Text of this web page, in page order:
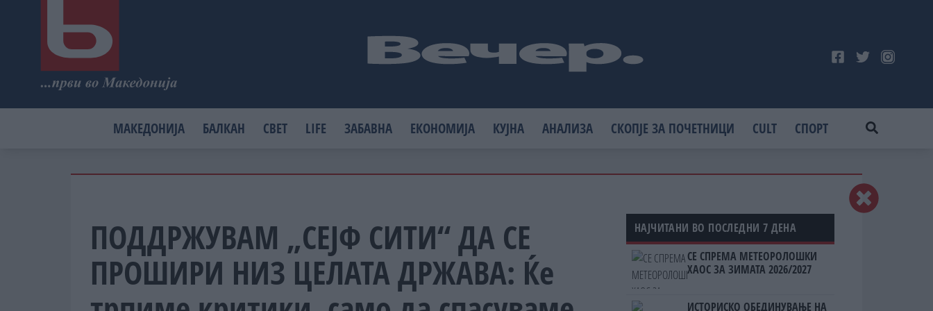
МАКЕДОНИЈА БАЛКАН СВЕТ LIFE ЗАБАВНА ЕКОНОМИЈА КУЈНА АНАЛИЗА СКОПЈЕ ЗА ПОЧЕТНИЦИ CULT СПОРТ
ПОДДРЖУВАМ „СЕЈФ СИТИ“ ДА СЕ
ПРОШИРИ НИЗ ЦЕЛАТА ДРЖАВА: Ќе
НАЈЧИТАНИ ВО ПОСЛЕДНИ 7 ДЕНА
СЕ СПРЕМА МЕТЕОРОЛОШКИ
ХАОС ЗА ЗИМАТА 2026/2027
ИСТОРИСКО ОБЕДИНУВАЊЕ НА